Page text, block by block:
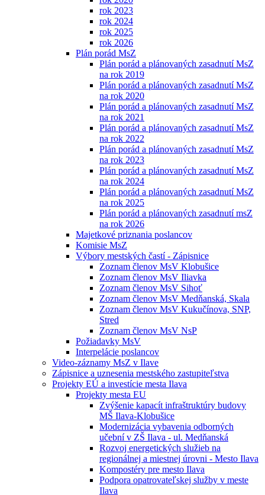
rok 2023
rok 2024
rok 2025
rok 2026
Plán porád MsZ
Plán porád a plánovaných zasadnutí MsZ
na rok 2019
Plán porád a plánovaných zasadnutí MsZ
na rok 2020
Plán porád a plánovaných zasadnutí MsZ
na rok 2021
Plán porád a plánovaných zasadnutí MsZ
na rok 2022
Plán porád a plánovaných zasadnutí MsZ
na rok 2023
Plán porád a plánovaných zasadnutí MsZ
na rok 2024
Plán porád a plánovaných zasadnutí MsZ
na rok 2025
Plán porád a plánovaných zasadnutí msZ
na rok 2026
Majetkové priznania poslancov
Komisie MsZ
Výbory mestských častí - Zápisnice
Zoznam členov MsV Klobušice
Zoznam členov MsV Iliavka
Zoznam členov MsV Sihoť
Zoznam členov MsV Medňanská, Skala
Zoznam členov MsV Kukučínova, SNP,
Stred
Zoznam členov MsV NsP
Požiadavky MsV
Interpelácie poslancov
Video-záznamy MsZ v Ilave
Zápisnice a uznesenia mestského zastupiteľstva
Projekty EÚ a investície mesta Ilava
Projekty mesta EU
Zvýšenie kapacít infraštruktúry budovy
MŠ Ilava-Klobušice
Modernizácia vybavenia odborných
učební v ZŠ Ilava - ul. Medňanská
Rozvoj energetických služieb na
regionálnej a miestnej úrovni - Mesto Ilava
Kompostéry pre mesto Ilava
Podpora opatrovateľskej služby v meste
Ilava